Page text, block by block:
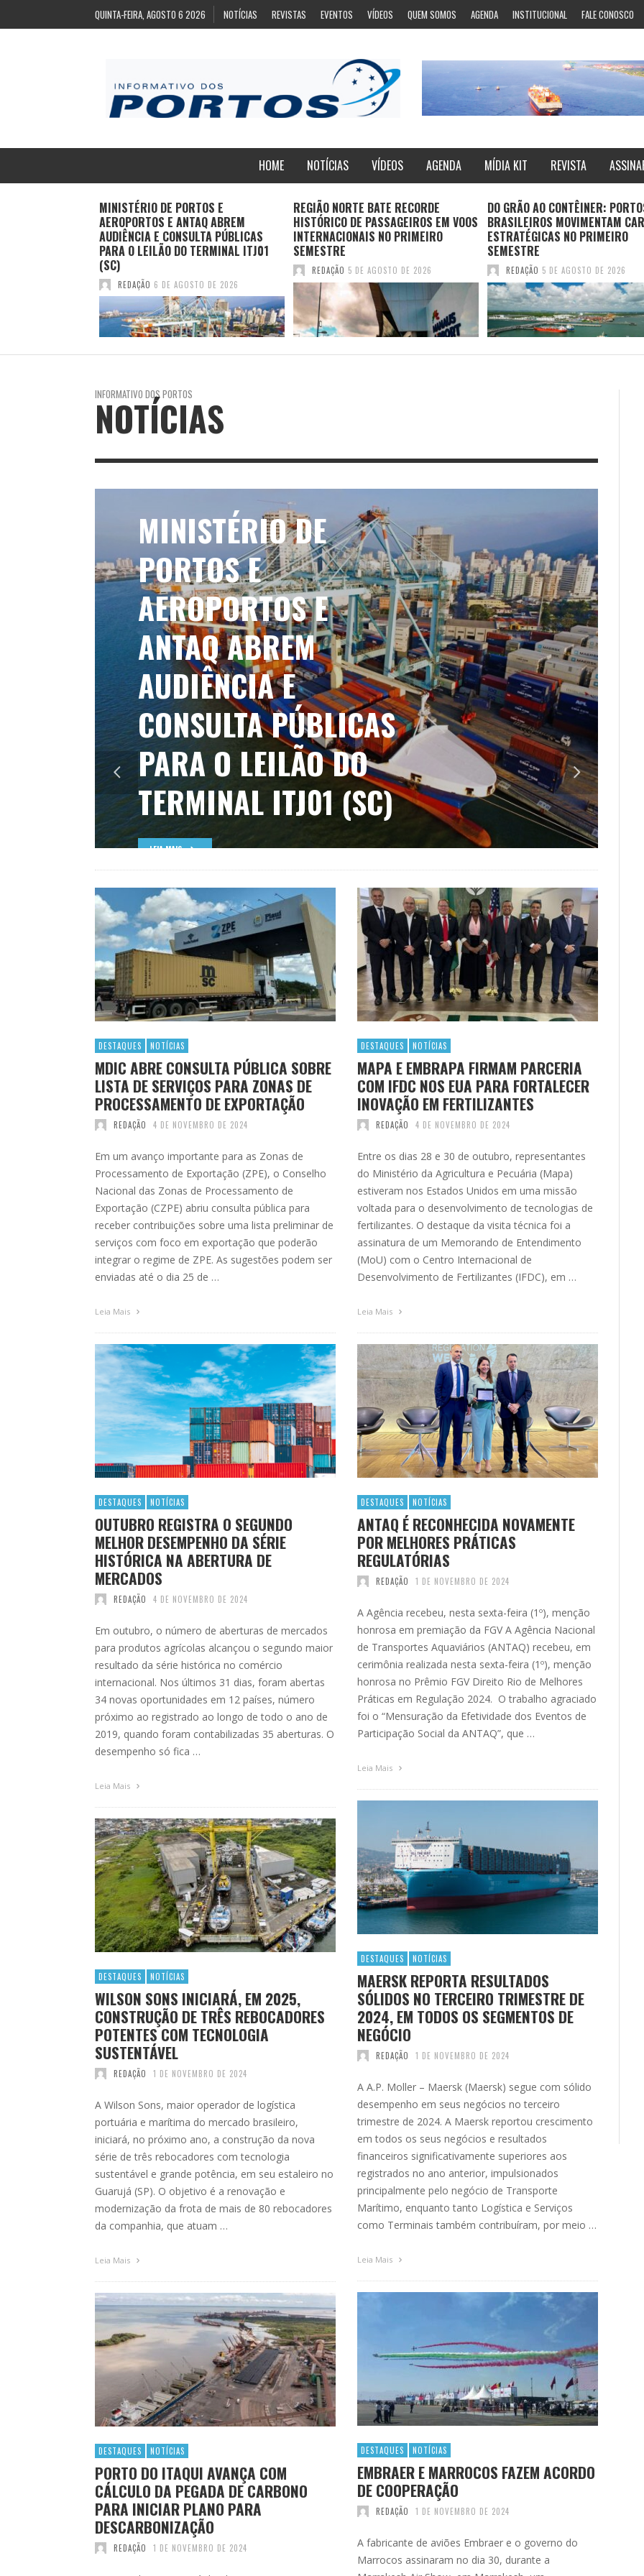
QUINTA-FEIRA, AGOSTO 6 2026 NOTÍCIAS REVISTAS EVENTOS VÍDEOS QUEM SOMOS AGENDA INSTITUCIONAL FALE CONOSCO
HOME NOTÍCIAS VÍDEOS AGENDA MÍDIA KIT REVISTA
REGIÃO NORTE BATE RECORDE
HISTÓRICO DE PASSAGEIROS EM VOOS
INTERNACIONAIS NO PRIMEIRO
SEMESTRE
REDAÇÃO
DO GRÃO AO CONTÊINER: PORTOS
BRASILEIROS MOVIMENTAM CARGAS
ESTRATÉGICAS NO PRIMEIRO
SEMESTRE
REDAÇÃO 5 DE AGOSTO DE 2026
MPOR PUBLICA PLANO MESTRE
COMPLEXO PORTUÁRIO DE
PARANAGUÁ E ANTONINA
REDAÇÃO
INFORMATIVO DOS PORTOS
NOTÍCIAS
REGIÃO NORTE BATE
RECORDE HISTÓRICO
DE PASSAGEIROS EM
VOOS
INTERNACIONAIS NO
PRIMEIRO SEMESTRE
LEIA MAIS
DESTAQUES NOTÍCIAS
MDIC ABRE CONSULTA PÚBLICA SOBRE
LISTA DE SERVIÇOS PARA ZONAS DE
PROCESSAMENTO DE EXPORTAÇÃO
REDAÇÃO 4 DE NOVEMBRO DE 2024
Em um avanço importante para as Zonas de
Processamento de Exportação (ZPE), o Conselho
Nacional das Zonas de Processamento de
Exportação (CZPE) abriu consulta pública para
receber contribuições sobre uma lista preliminar de
serviços com foco em exportação que poderão
integrar o regime de ZPE. As sugestões podem ser
enviadas até o dia 25 de …
Leia Mais
DESTAQUES NOTÍCIAS
MAPA E EMBRAPA FIRMAM PARCERIA
COM IFDC NOS EUA PARA FORTALECER
INOVAÇÃO EM FERTILIZANTES
REDAÇÃO 4 DE NOVEMBRO DE 2024
Entre os dias 28 e 30 de outubro, representantes
do Ministério da Agricultura e Pecuária (Mapa)
estiveram nos Estados Unidos em uma missão
voltada para o desenvolvimento de tecnologias de
fertilizantes. O destaque da visita técnica foi a
assinatura de um Memorando de Entendimento
(MoU) com o Centro Internacional de
Desenvolvimento de Fertilizantes (IFDC), em …
Leia Mais
DESTAQUES NOTÍCIAS
OUTUBRO REGISTRA O SEGUNDO
MELHOR DESEMPENHO DA SÉRIE
HISTÓRICA NA ABERTURA DE
MERCADOS
REDAÇÃO 4 DE NOVEMBRO DE 2024
Em outubro, o número de aberturas de mercados
para produtos agrícolas alcançou o segundo maior
resultado da série histórica no comércio
internacional. Nos últimos 31 dias, foram abertas
34 novas oportunidades em 12 países, número
próximo ao registrado ao longo de todo o ano de
2019, quando foram contabilizadas 35 aberturas. O
desempenho só fica …
Leia Mais
DESTAQUES NOTÍCIAS
ANTAQ É RECONHECIDA NOVAMENTE
POR MELHORES PRÁTICAS
REGULATÓRIAS
REDAÇÃO 1 DE NOVEMBRO DE 2024
A Agência recebeu, nesta sexta-feira (1º), menção
honrosa em premiação da FGV A Agência Nacional
de Transportes Aquaviários (ANTAQ) recebeu, em
cerimônia realizada nesta sexta-feira (1º), menção
honrosa no Prêmio FGV Direito Rio de Melhores
Práticas em Regulação 2024. O trabalho agraciado
foi o “Mensuração da Efetividade dos Eventos de
Participação Social da ANTAQ”, que …
Leia Mais
DESTAQUES NOTÍCIAS
MAERSK REPORTA RESULTADOS
SÓLIDOS NO TERCEIRO TRIMESTRE DE
2024, EM TODOS OS SEGMENTOS DE
NEGÓCIO
REDAÇÃO 1 DE NOVEMBRO DE 2024
A A.P. Moller – Maersk (Maersk) segue com sólido
desempenho em seus negócios no terceiro
trimestre de 2024. A Maersk reportou crescimento
em todos os seus negócios e resultados
financeiros significativamente superiores aos
registrados no ano anterior, impulsionados
principalmente pelo negócio de Transporte
Marítimo, enquanto tanto Logística e Serviços
como Terminais também contribuíram, por meio …
Leia Mais
DESTAQUES NOTÍCIAS
WILSON SONS INICIARÁ, EM 2025,
CONSTRUÇÃO DE TRÊS REBOCADORES
POTENTES COM TECNOLOGIA
SUSTENTÁVEL
REDAÇÃO 1 DE NOVEMBRO DE 2024
A Wilson Sons, maior operador de logística
portuária e marítima do mercado brasileiro,
iniciará, no próximo ano, a construção da nova
série de três rebocadores com tecnologia
sustentável e grande potência, em seu estaleiro no
Guarujá (SP). O objetivo é a renovação e
modernização da frota de mais de 80 rebocadores
da companhia, que atuam …
Leia Mais
DESTAQUES NOTÍCIAS
EMBRAER E MARROCOS FAZEM ACORDO
DE COOPERAÇÃO
REDAÇÃO 1 DE NOVEMBRO DE 2024
A fabricante de aviões Embraer e o governo do
Marrocos assinaram no dia 30, durante a
DESTAQUES NOTÍCIAS
PORTO DO ITAQUI AVANÇA COM
CÁLCULO DA PEGADA DE CARBONO
PARA INICIAR PLANO PARA
DESCARBONIZAÇÃO
REDAÇÃO 1 DE NOVEMBRO DE 2024